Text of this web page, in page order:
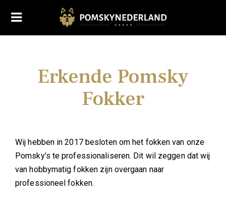
Erkende Pomsky
Fokker
Wij hebben in 2017 besloten om het fokken van onze
Pomsky’s te professionaliseren. Dit wil zeggen dat wij
van hobbymatig fokken zijn overgaan naar
professioneel fokken.